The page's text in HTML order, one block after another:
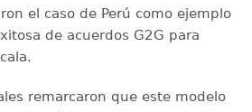
el caso de Perú como ejemplo
de acuerdos G2G para
remarcaron que este modelo